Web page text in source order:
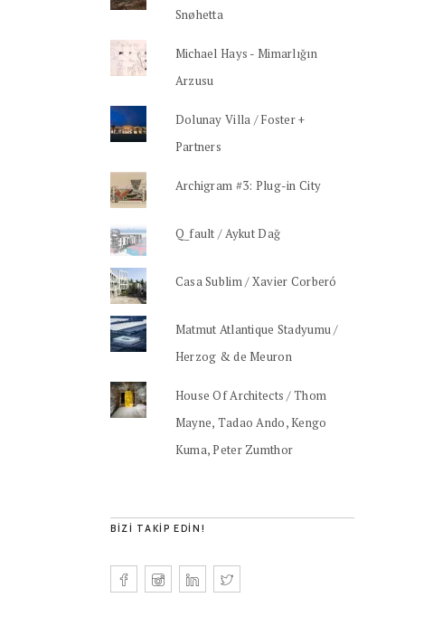
Snøhetta
Michael Hays - Mimarlığın
Arzusu
Dolunay Villa / Foster +
Partners
Archigram #3: Plug-in City
Q_fault / Aykut Dağ
Casa Sublim / Xavier Corberó
Matmut Atlantique Stadyumu /
Herzog & de Meuron
House Of Architects / Thom
Mayne, Tadao Ando, Kengo
Kuma, Peter Zumthor
BIZI TAKIP EDIN!